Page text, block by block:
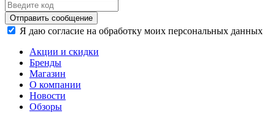
Отправить сообщение
Я даю согласие на обработку моих персональных данных
Акции и скидки
Бренды
Магазин
О компании
Новости
Обзоры